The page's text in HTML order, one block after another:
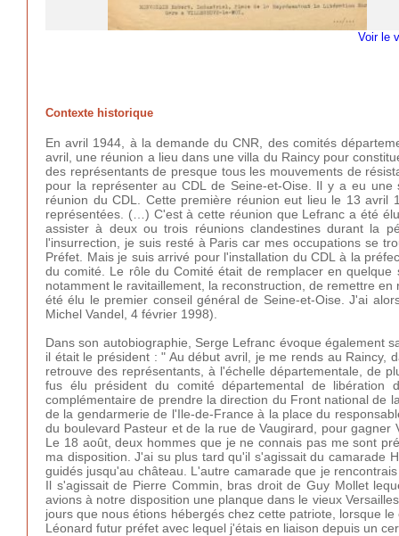
Voir le
Contexte historique
En avril 1944, à la demande du CNR, des comités
avril, une réunion a lieu dans une villa du Raincy pour
des représentants de presque tous les mouvements de
pour la représenter au CDL de Seine-et-Oise. Il y a eu
réunion du CDL. Cette première réunion eut lieu le 13 avril
représentées. (…) C'est à cette réunion que Lefranc a été
assister à deux ou trois réunions clandestines durant la
l'insurrection, je suis resté à Paris car mes occupations se
Préfet. Mais je suis arrivé pour l'installation du CDL à la
du comité. Le rôle du Comité était de remplacer en
notamment le ravitaillement, la reconstruction, de remettre
été élu le premier conseil général de Seine-et-Oise. J'ai
Michel Vandel, 4 février 1998).
Dans son autobiographie, Serge Lefranc évoque également
il était le président : " Au début avril, je me rends au Raincy,
retrouve des représentants, à l'échelle départementale, de
fus élu président du comité départemental de libération
complémentaire de prendre la direction du Front national de
de la gendarmerie de l'Ile-de-France à la place du
du boulevard Pasteur et de la rue de Vaugirard, pour
Le 18 août, deux hommes que je ne connais pas me sont
ma disposition. J'ai su plus tard qu'il s'agissait du camarade
guidés jusqu'au château. L'autre camarade que je
Il s'agissait de Pierre Commin, bras droit de Guy Mollet
avions à notre disposition une planque dans le vieux
jours que nous étions hébergés chez cette patriote, lorsque
Léonard futur préfet avec lequel j'étais en liaison depuis un